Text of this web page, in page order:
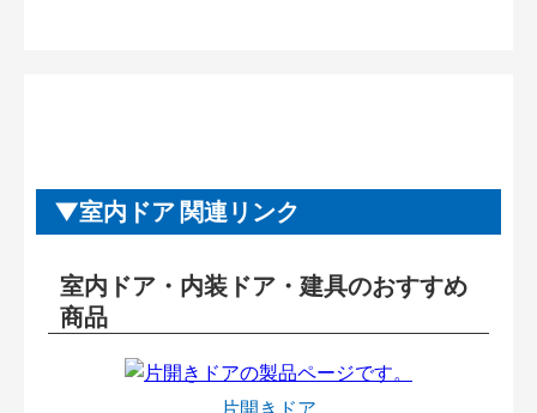
室内ドア 関連リンク
室内ドア・内装ドア・建具のおすすめ
商品